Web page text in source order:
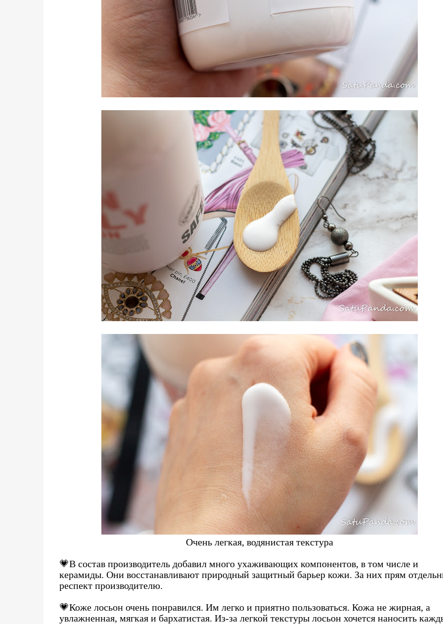
Очень легкая, водянистая текстура
💗В состав производитель добавил много ухаживающих компонентов, в том числе и
керамиды. Они восстанавливают природный защитный барьер кожи. За них прям
респект производителю.
💗Коже лосьон очень понравился. Им легко и приятно пользоваться. Кожа не жирная, а
увлажненная, мягкая и бархатистая. Из-за легкой текстуры лосьон хочется наносить